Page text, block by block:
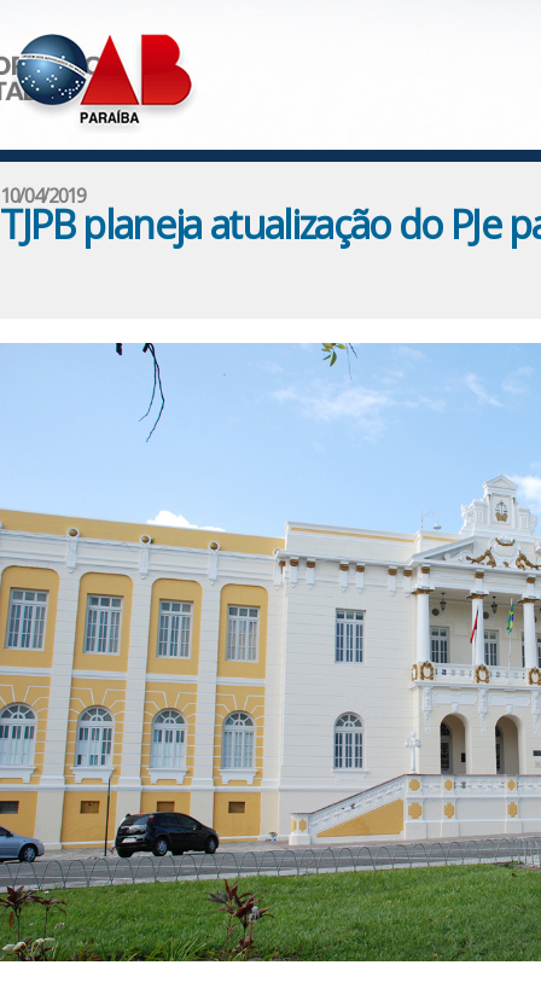
10/04/2019
TJPB planeja atualização do PJe